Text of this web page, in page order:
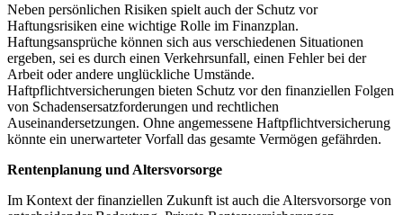
Neben persönlichen Risiken spielt auch der Schutz vor
Haftungsrisiken eine wichtige Rolle im Finanzplan.
Haftungsansprüche können sich aus verschiedenen Situationen
ergeben, sei es durch einen Verkehrsunfall, einen Fehler bei der
Arbeit oder andere unglückliche Umstände.
Haftpflichtversicherungen bieten Schutz vor den finanziellen Folgen
von Schadensersatzforderungen und rechtlichen
Auseinandersetzungen. Ohne angemessene Haftpflichtversicherung
könnte ein unerwarteter Vorfall das gesamte Vermögen gefährden.
Rentenplanung und Altersvorsorge
Im Kontext der finanziellen Zukunft ist auch die Altersvorsorge von